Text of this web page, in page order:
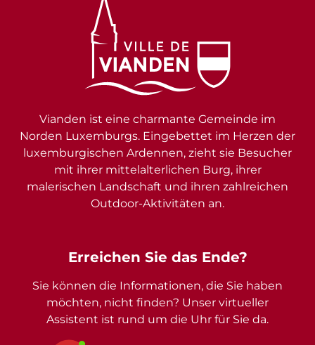
Erreichen Sie das Ende?
Sie können die Informationen, die Sie haben
möchten, nicht finden? Unser virtueller
Assistent ist rund um die Uhr für Sie da.
Vianden ist eine charmante Gemeinde im
Norden Luxemburgs. Eingebettet im Herzen der
luxemburgischen Ardennen, zieht sie Besucher
mit ihrer mittelalterlichen Burg, ihrer
malerischen Landschaft und ihren zahlreichen
Outdoor-Aktivitäten an.